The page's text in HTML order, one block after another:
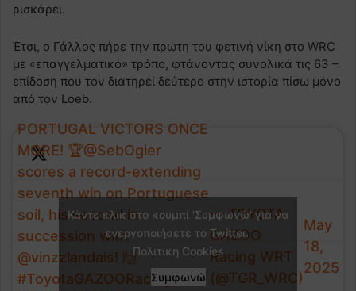
ρισκάρει.
Έτσι, ο Γάλλος πήρε την πρώτη του φετινή νίκη στο WRC
με «επαγγελματικό» τρόπο, φτάνοντας συνολικά τις 63 –
επίδοση που τον διατηρεί δεύτερο στην ιστορία πίσω μόνο
από τον Loeb.
PORTUGAL VICTORS ONCE
MORE! 🏆@SebOgier
scores a record-extending
seventh win on Portuguese
soil, his second in
succession with
@vinzzlandais! 🙌
#ToyotaGAZOORacing
— TOYOTA
GAZOO
Racing WRT
(@TGR_WRC)
May
18,
2025
Κάντε κλικ στο κουμπί 'Συμφωνώ' για να
ενεργοποιήσετε το Twitter.
Πολιτική Cookies
Συμφωνώ